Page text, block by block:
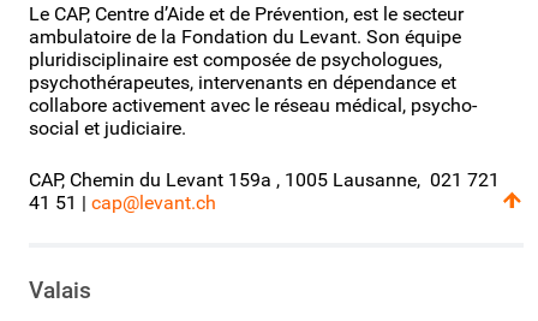
Le CAP, Centre d’Aide et de Prévention, est le secteur
ambulatoire de la Fondation du Levant. Son équipe
pluridisciplinaire est composée de psychologues,
psychothérapeutes, intervenants en dépendance et
collabore activement avec le réseau médical, psycho-
social et judiciaire.
CAP, Chemin du Levant 159a , 1005 Lausanne, 021 721
41 51 | cap@levant.ch
Valais